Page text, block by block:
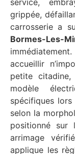
service,
grippée,
carrosserie a
Bormes-Les-
accueillir
petite
modèle
spécifiques
selon la
positionné sur
arrimage
applique les